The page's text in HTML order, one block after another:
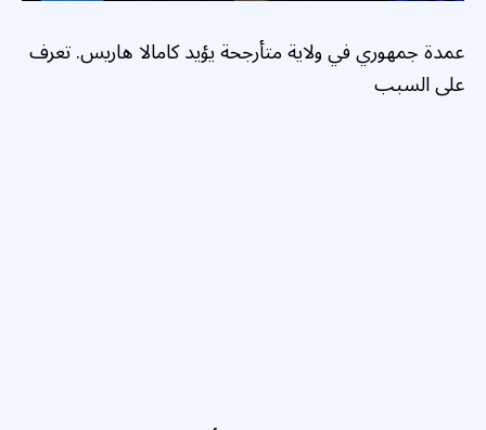
عمدة جمهوري في ولاية متأرجحة يؤيد كامالا هاريس. تعرف
على السبب